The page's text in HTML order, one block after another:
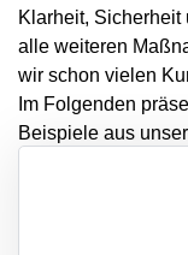
Klarheit,
alle weiteren
wir schon vielen
Im Folgenden
Beispiele aus